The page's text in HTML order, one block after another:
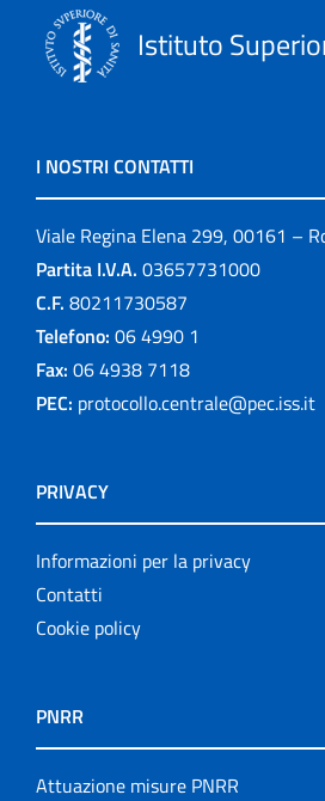
Istituto
I NOSTRI CONTATTI
Viale Regina Elena 299, 00161 –
Partita I.V.A. 03657731000
C.F. 80211730587
Telefono: 06 4990 1
Fax: 06 4938 7118
PEC: protocollo.centrale@pec.iss.it
PRIVACY
Informazioni per la privacy
Contatti
Cookie policy
PNRR
Attuazione misure PNRR